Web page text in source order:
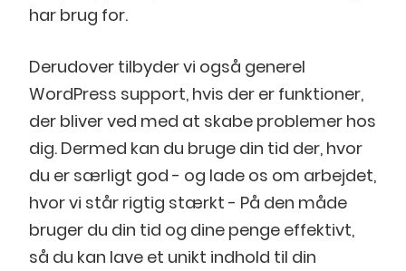
har brug for.
Derudover tilbyder vi også generel
WordPress support, hvis der er funktioner,
der bliver ved med at skabe problemer hos
dig. Dermed kan du bruge din tid der, hvor
du er særligt god - og lade os om arbejdet,
hvor vi står rigtig stærkt - På den måde
bruger du din tid og dine penge effektivt,
så du kan lave et unikt indhold til din